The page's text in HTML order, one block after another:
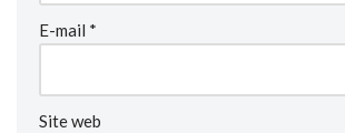
E-mail *
Site web